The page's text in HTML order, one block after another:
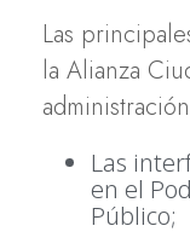
Las
la Alianza
Las
en el
Público;